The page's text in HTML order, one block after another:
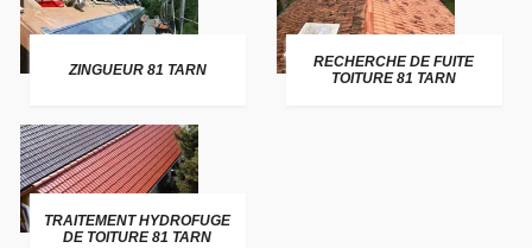
ZINGUEUR 81 TARN
RECHERCHE DE FUITE
TOITURE 81 TARN
TRAITEMENT HYDROFUGE
DE TOITURE 81 TARN